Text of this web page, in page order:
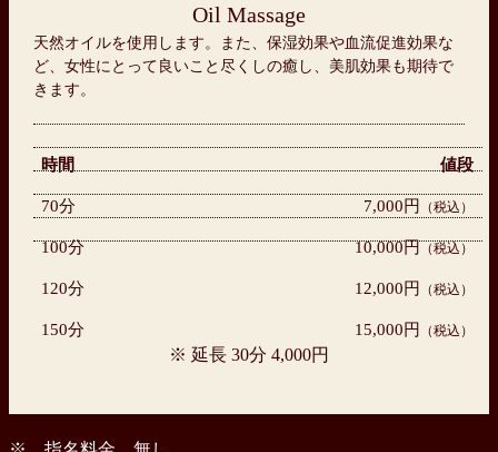
Oil Massage
天然オイルを使用します。また、保湿効果や血流促進効果な
ど、女性にとって良いこと尽くしの癒し、美肌効果も期待で
きます。
時間 値段
70分 7,000円 （税込）
100分 10,000円 （税込）
120分 12,000円 （税込）
150分 15,000円 （税込）
※ 延長 30分 4,000円